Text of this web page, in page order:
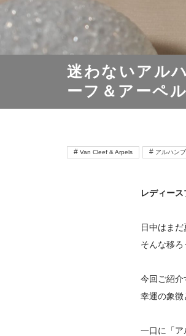
迷わないアル
ーフ＆アーペル
Van Cleef & Arpels アルハン
レディー
日中はま
そんな移
今回ご紹介
幸運の象徴
一口に「ア